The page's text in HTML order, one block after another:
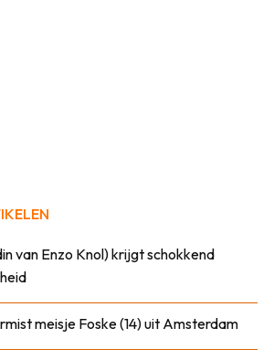
van Enzo Knol) krijgt schokkend
meisje Foske (14) uit Amsterdam